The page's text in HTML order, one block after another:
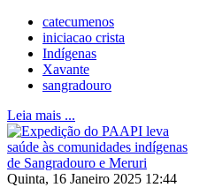
catecumenos
iniciacao crista
Indígenas
Xavante
sangradouro
Leia mais ...
Quinta, 16 Janeiro 2025 12:44